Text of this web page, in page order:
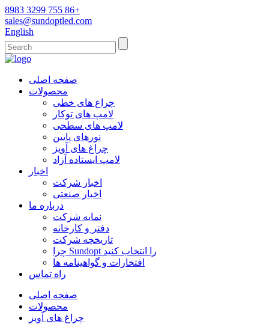
8983 3299 755 86+
sales@sundoptled.com
English
صفحه اصلی
محصولات
چراغ های خطی
لامپ های توکار
لامپ های سطحی
نورهای پایین
چراغ های آویز
لامپ ایستاده آزاد
اخبار
اخبار شرکت
اخبار صنعتی
درباره ما
نمایه شرکت
دفتر و کارخانه
تاریخچه شرکت
چرا Sundopt را انتخاب کنید
افتخارات و گواهینامه ها
راه تماس
صفحه اصلی
محصولات
چراغ های آویز